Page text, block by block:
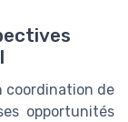
coordination de
opportunités